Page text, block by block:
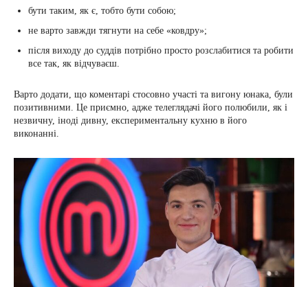
бути таким, як є, тобто бути собою;
не варто завжди тягнути на себе «ковдру»;
після виходу до суддів потрібно просто розслабитися та робити
все так, як відчуваєш.
Варто додати, що коментарі стосовно участі та вигону юнака, були
позитивними. Це приємно, адже телеглядачі його полюбили, як і
незвичну, іноді дивну, експериментальну кухню в його
виконанні.